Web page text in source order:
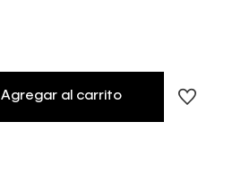
Agregar al carrito